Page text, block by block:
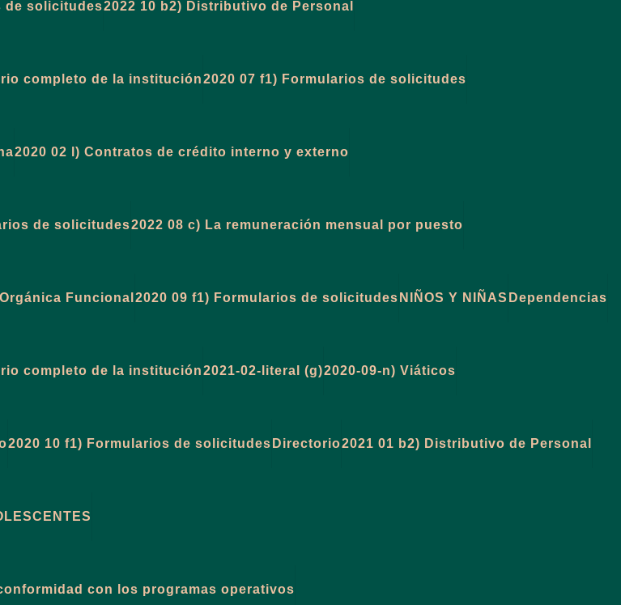
de solicitudes2022 10 b2) Distributivo de Personal
completo de la institución2020 07 f1) Formularios de solicitudes
2020 02 l) Contratos de crédito interno y externo
de solicitudes2022 08 c) La remuneración mensual por puesto
Funcional 2020 09 f1) Formularios de solicitudes NIÑOS Y NIÑAS Dependencias
completo de la institución2021-02-literal (g)2020-09-n) Viáticos
2020 10 f1) Formularios de solicitudes Directorio2021 01 b2) Distributivo de Personal
con los programas operativos